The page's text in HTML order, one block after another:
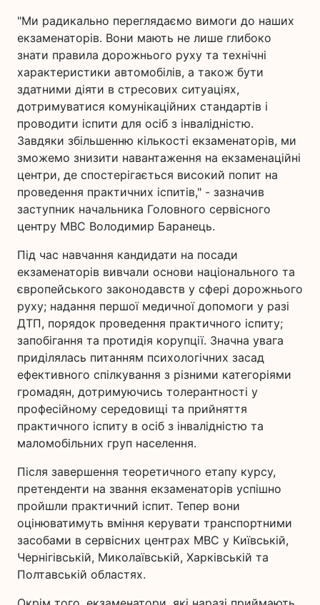
"Ми радикально переглядаємо вимоги до наших
екзаменаторів. Вони мають не лише глибоко
знати правила дорожнього руху та технічні
характеристики автомобілів, а також бути
здатними діяти в стресових ситуаціях,
дотримуватися комунікаційних стандартів і
проводити іспити для осіб з інвалідністю.
Завдяки збільшенню кількості екзаменаторів, ми
зможемо знизити навантаження на екзаменаційні
центри, де спостерігається високий попит на
проведення практичних іспитів," - зазначив
заступник начальника Головного сервісного
центру МВС Володимир Баранець.
Під час навчання кандидати на посади
екзаменаторів вивчали основи національного та
європейського законодавств у сфері дорожнього
руху; надання першої медичної допомоги у разі
ДТП, порядок проведення практичного іспиту;
запобігання та протидія корупції. Значна увага
приділялась питанням психологічних засад
ефективного спілкування з різними категоріями
громадян, дотримуючись толерантності у
професійному середовищі та прийняття
практичного іспиту в осіб з інвалідністю та
маломобільних груп населення.
Після завершення теоретичного етапу курсу,
претенденти на звання екзаменаторів успішно
пройшли практичний іспит. Тепер вони
оцінюватимуть вміння керувати транспортними
засобами в сервісних центрах МВС у Київській,
Чернігівській, Миколаївській, Харківській та
Полтавській областях.